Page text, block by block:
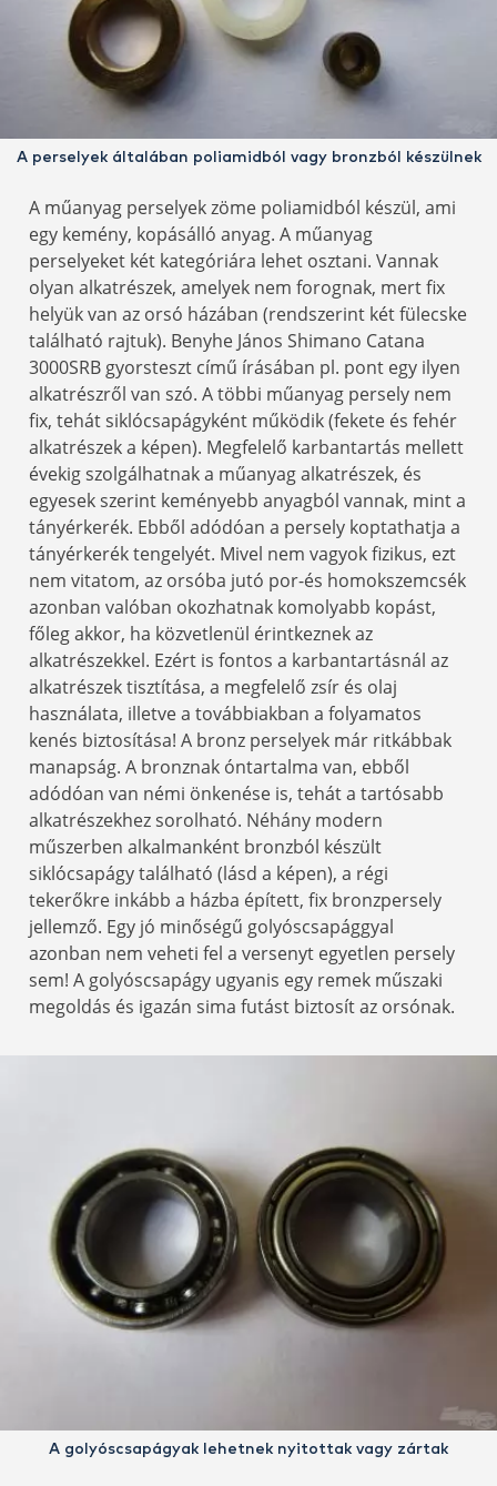
A perselyek általában poliamidból vagy bronzból készülnek
A műanyag perselyek zöme poliamidból készül, ami
egy kemény, kopásálló anyag. A műanyag
perselyeket két kategóriára lehet osztani. Vannak
olyan alkatrészek, amelyek nem forognak, mert fix
helyük van az orsó házában (rendszerint két fülecske
található rajtuk). Benyhe János Shimano Catana
3000SRB gyorsteszt című írásában pl. pont egy ilyen
alkatrészről van szó. A többi műanyag persely nem
fix, tehát siklócsapágyként működik (fekete és fehér
alkatrészek a képen). Megfelelő karbantartás mellett
évekig szolgálhatnak a műanyag alkatrészek, és
egyesek szerint keményebb anyagból vannak, mint a
tányérkerék. Ebből adódóan a persely koptathatja a
tányérkerék tengelyét. Mivel nem vagyok fizikus, ezt
nem vitatom, az orsóba jutó por-és homokszemcsék
azonban valóban okozhatnak komolyabb kopást,
főleg akkor, ha közvetlenül érintkeznek az
alkatrészekkel. Ezért is fontos a karbantartásnál az
alkatrészek tisztítása, a megfelelő zsír és olaj
használata, illetve a továbbiakban a folyamatos
kenés biztosítása! A bronz perselyek már ritkábbak
manapság. A bronznak óntartalma van, ebből
adódóan van némi önkenése is, tehát a tartósabb
alkatrészekhez sorolható. Néhány modern
műszerben alkalmanként bronzból készült
siklócsapágy található (lásd a képen), a régi
tekerőkre inkább a házba épített, fix bronzpersely
jellemző. Egy jó minőségű golyóscsapággyal
azonban nem veheti fel a versenyt egyetlen persely
sem! A golyóscsapágy ugyanis egy remek műszaki
megoldás és igazán sima futást biztosít az orsónak.
A golyóscsapágyak lehetnek nyitottak vagy zártak